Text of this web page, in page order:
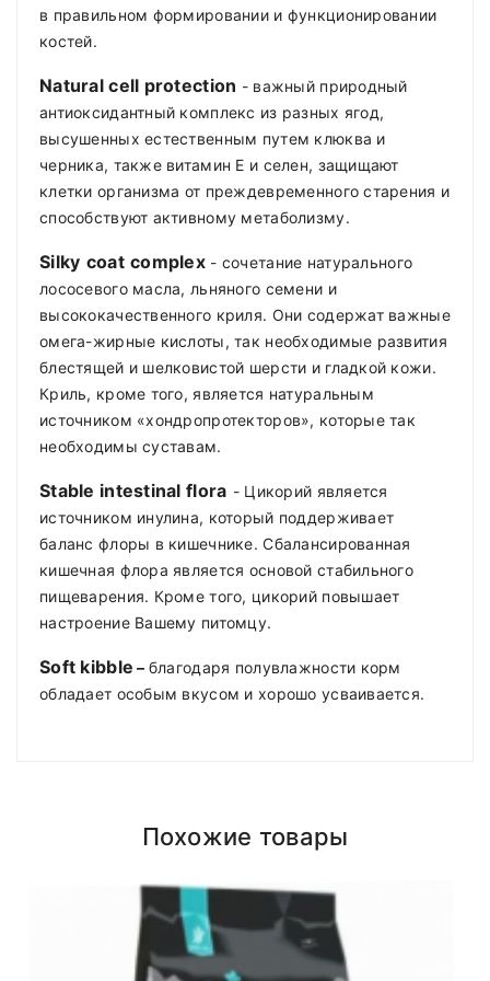
в правильном формировании и функционировании
костей.
Natural cell protection - важный природный
антиоксидантный комплекс из разных ягод,
высушенных естественным путем клюква и
черника, также витамин Е и селен, защищают
клетки организма от преждевременного старения и
способствуют активному метаболизму.
Silky coat complex - сочетание натурального
лососевого масла, льняного семени и
высококачественного криля. Они содержат важные
омега-жирные кислоты, так необходимые развития
блестящей и шелковистой шерсти и гладкой кожи.
Криль, кроме того, является натуральным
источником «хондропротекторов», которые так
необходимы суставам.
Stable intestinal flora - Цикорий является
источником инулина, который поддерживает
баланс флоры в кишечнике. Сбалансированная
кишечная флора является основой стабильного
пищеварения. Кроме того, цикорий повышает
настроение Вашему питомцу.
Soft kibble – благодаря полувлажности корм
обладает особым вкусом и хорошо усваивается.
13,00%
Клетчатка 2,50%
Минеральные
вещества
6,60%
Доставка осуществляется день в день
Работаем без выходных
Short Dress
roadthemes
Add A Review
Your email address will not be published. Required
Похожие товары